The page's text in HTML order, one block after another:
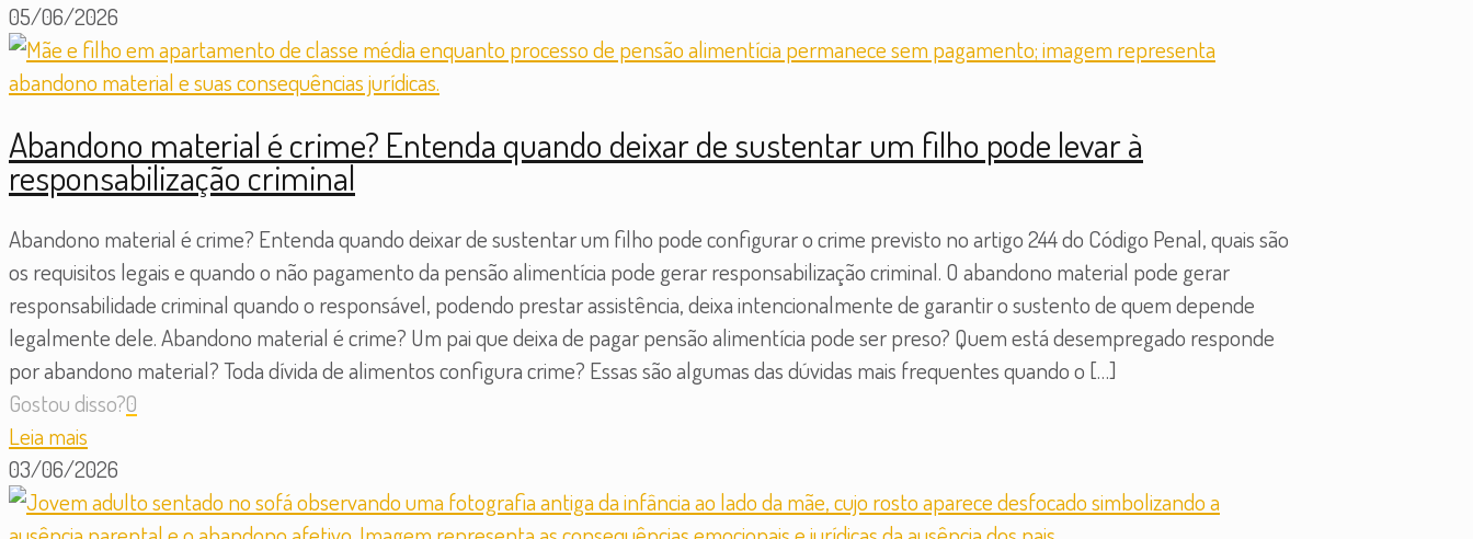
05/06/2026
Abandono material é crime? Entenda quando deixar de sustentar um filho pode levar à
responsabilização criminal
Abandono material é crime? Entenda quando deixar de sustentar um filho pode configurar o crime previsto no artigo 244 do Código Penal, quais são
os requisitos legais e quando o não pagamento da pensão alimentícia pode gerar responsabilização criminal. O abandono material pode gerar
responsabilidade criminal quando o responsável, podendo prestar assistência, deixa intencionalmente de garantir o sustento de quem depende
legalmente dele. Abandono material é crime? Um pai que deixa de pagar pensão alimentícia pode ser preso? Quem está desempregado responde
por abandono material? Toda dívida de alimentos configura crime? Essas são algumas das dúvidas mais frequentes quando o […]
Gostou disso?0
Leia mais
03/06/2026